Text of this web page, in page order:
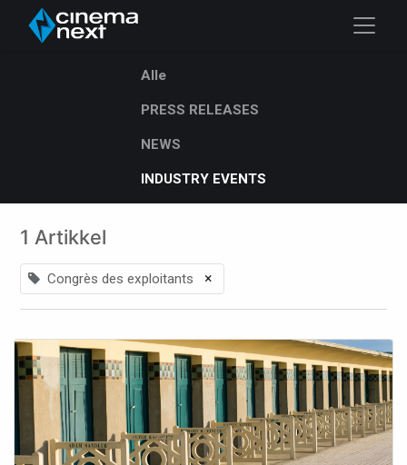
Alle
PRESS RELEASES
NEWS
INDUSTRY EVENTS
1 Artikkel
Congrès des exploitants ×